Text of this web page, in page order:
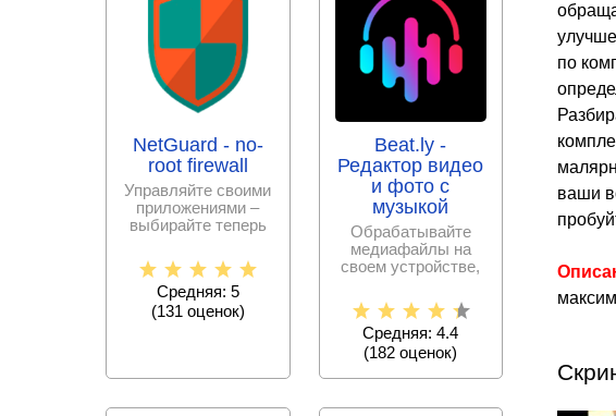
по
ваши
NetGuard - no-
root firewall
Управляйте своими
приложениями –
выбирайте теперь
разрешить
интернет –
Средняя: 5
(131 оценок)
Beat.ly -
Редактор видео
и фото с
музыкой
Обрабатывайте
медиафайлы на
своем устройстве,
музыкальное
Средняя: 4.4
(182 оценок)